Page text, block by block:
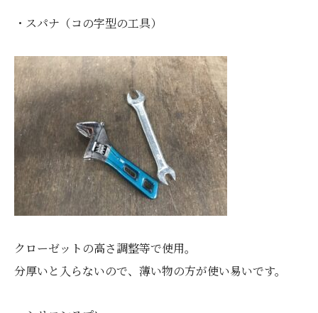
・スパナ（コの字型の工具）
クローゼットの高さ調整等で使用。
分厚いと入らないので、薄い物の方が使い易いです。